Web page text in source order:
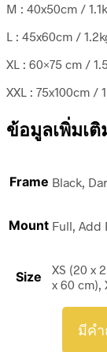
M : 40x50cm /
L : 45x60cm /
XL : 60×75 cm /
XXL : 75x100cm /
ข้อมูลเพิ่มเติ
Frame Black,
Mount Full, Add
Size
XS (20 x
x 60 cm),
มีคำ